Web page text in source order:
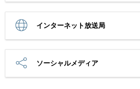
インターネット放送局
ソーシャルメディア